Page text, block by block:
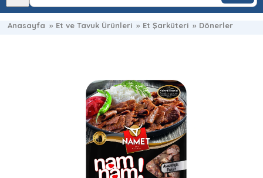
Anasayfa » Et ve Tavuk Ürünleri » Et Şarküteri » Dönerler